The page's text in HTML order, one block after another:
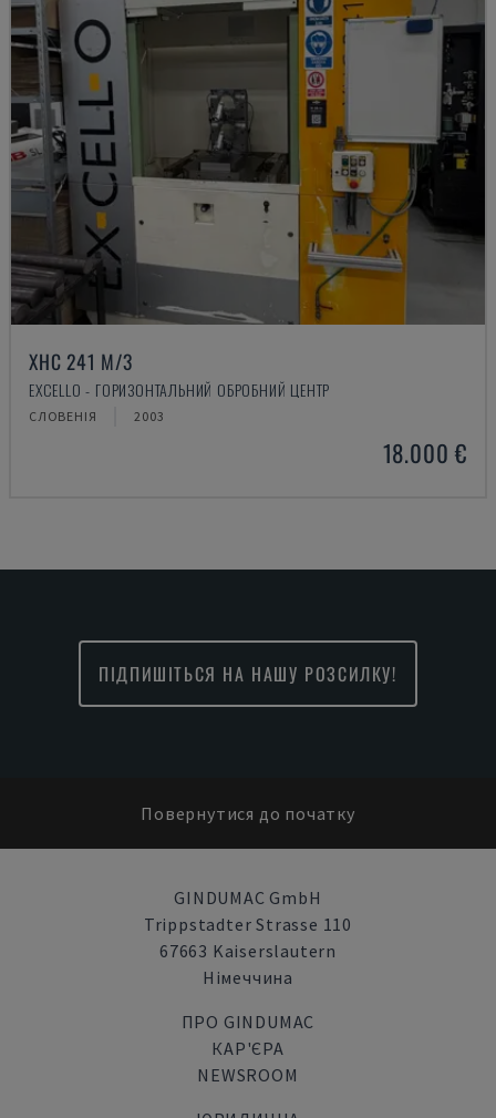
XHC 241 M/3
EXCELLO - ГОРИЗОНТАЛЬНИЙ ОБРОБНИЙ ЦЕНТР
СЛОВЕНІЯ 2003
18.000 €
ПІДПИШІТЬСЯ НА НАШУ РОЗСИЛКУ!
Повернутися до початку
GINDUMAC GmbH
Trippstadter Strasse 110
67663 Kaiserslautern
Німеччина
ПРО GINDUMAC
КАР'ЄРА
NEWSROOM